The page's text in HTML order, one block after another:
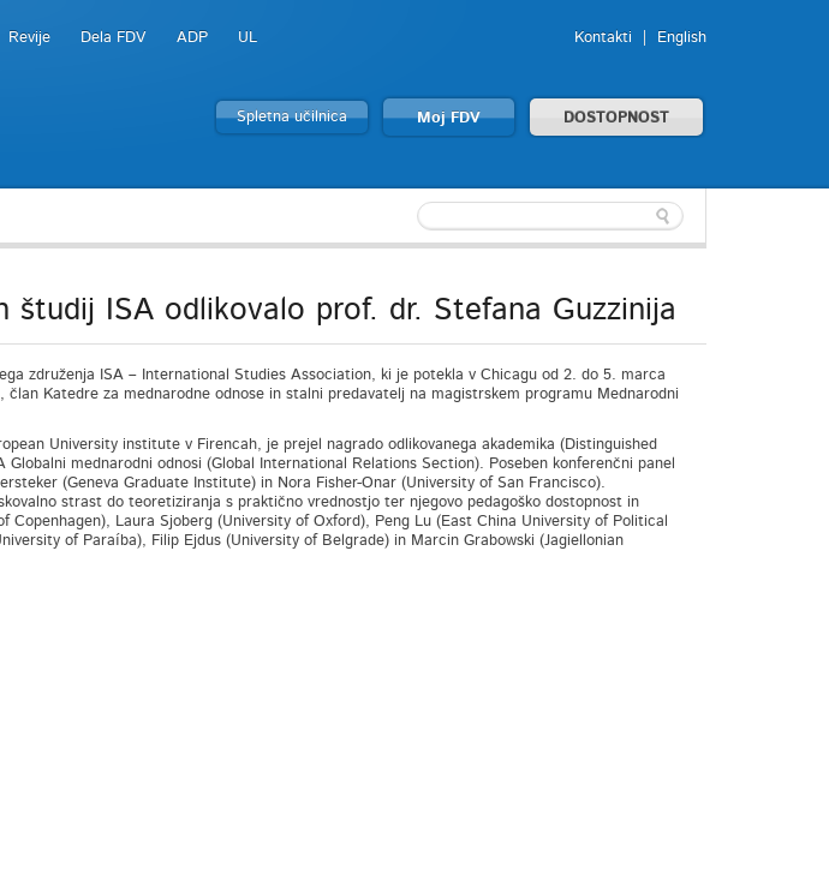
Revije Dela FDV ADP UL Kontakti English
Spletna učilnica Moj FDV DOSTOPNOST
študij ISA odlikovalo prof. dr. Stefana Guzzinija
združenja ISA – International Studies Association, ki je potekla v Chicagu od 2. do 5. marca
član Katedre za mednarodne odnose in stalni predavatelj na magistrskem programu Mednarodni
University institute v Firencah, je prejel nagrado odlikovanega akademika (Distinguished
mednarodni odnosi (Global International Relations Section). Poseben konferenčni panel
(Geneva Graduate Institute) in Nora Fisher-Onar (University of San Francisco).
strast do teoretiziranja s praktično vrednostjo ter njegovo pedagoško dostopnost in
Copenhagen), Laura Sjoberg (University of Oxford), Peng Lu (East China University of Political
of Paraíba), Filip Ejdus (University of Belgrade) in Marcin Grabowski (Jagiellonian